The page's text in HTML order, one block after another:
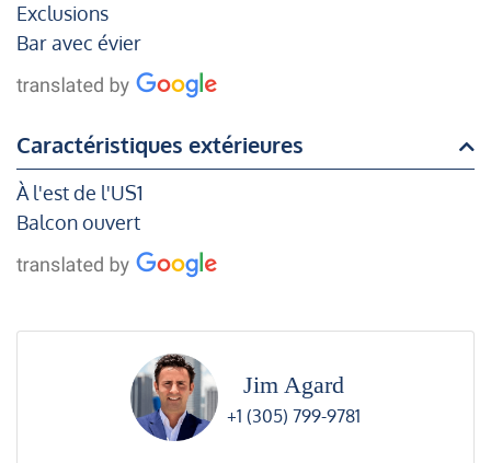
Exclusions
Bar avec évier
Caractéristiques extérieures
À l'est de l'US1
Balcon ouvert
Jim Agard
+1 (305) 799-9781